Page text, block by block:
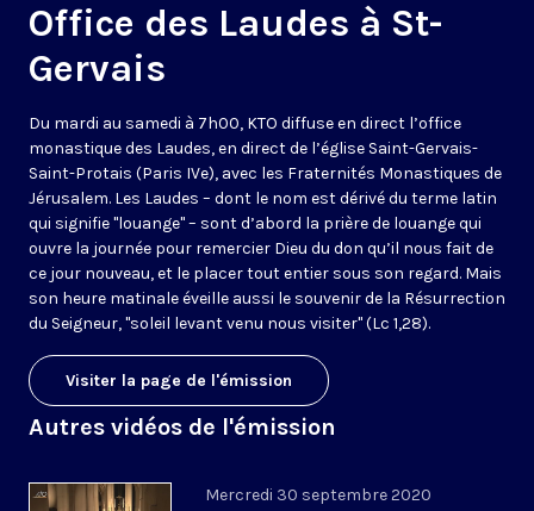
Office des Laudes à St-
Gervais
Du mardi au samedi à 7h00, KTO diffuse en direct l’office
monastique des Laudes, en direct de l’église Saint-Gervais-
Saint-Protais (Paris IVe), avec les Fraternités Monastiques de
Jérusalem. Les Laudes – dont le nom est dérivé du terme latin
qui signifie "louange" – sont d’abord la prière de louange qui
ouvre la journée pour remercier Dieu du don qu’il nous fait de
ce jour nouveau, et le placer tout entier sous son regard. Mais
son heure matinale éveille aussi le souvenir de la Résurrection
du Seigneur, "soleil levant venu nous visiter" (Lc 1,28).
Visiter la page de l'émission
Autres vidéos de l'émission
Mercredi 30 septembre 2020